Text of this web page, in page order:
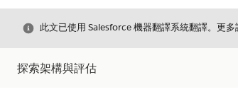
結束
此文已使用 Salesforce 機器翻譯系統翻譯。更
探索架構與評估